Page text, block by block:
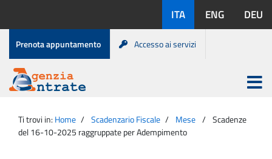
contenuto
disponibili:
ITA ENG DEU
Menu
di
servizio
Prenota appuntamento Accesso ai servizi
Agenzia
Entrate
Apri
menu
principale
Ti trovi in: Home Scadenzario Fiscale Mese
Scadenze
del 16-10-2025 raggruppate per Adempimento